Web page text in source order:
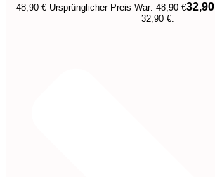
48,90€ Ursprünglicher Preis War: 48,90 €32,90
32,90 €.